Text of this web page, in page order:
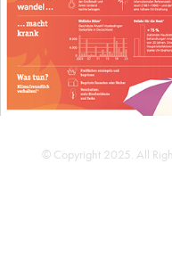
© Copyright 2025. All